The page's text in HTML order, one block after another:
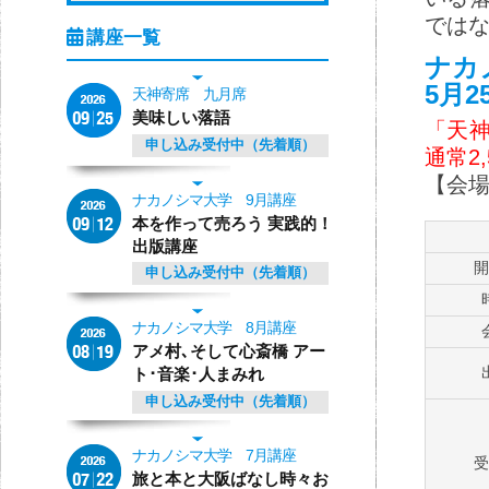
では
ナカ
5月
「天
通常
【会
天神寄席 九月席
美味しい落語
申し込み受付中（先着順）
ナカノシマ大学 9月講座
本を作って売ろう 実践的！
出版講座
申し込み受付中（先着順）
ナカノシマ大学 8月講座
アメ村､そして心斎橋 アー
ト･音楽･人まみれ
申し込み受付中（先着順）
ナカノシマ大学 7月講座
旅と本と大阪ばなし時々お